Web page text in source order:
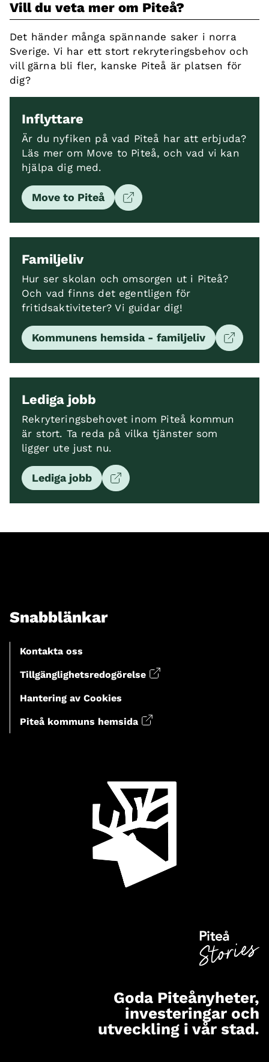
Vill du veta mer om Piteå?
Det händer många spännande saker i norra
Sverige. Vi har ett stort rekryteringsbehov och
vill gärna bli fler, kanske Piteå är platsen för
dig?
Inflyttare
Är du nyfiken på vad Piteå har att erbjuda?
Läs mer om Move to Piteå, och vad vi kan
hjälpa dig med.
Move to Piteå
Familjeliv
Hur ser skolan och omsorgen ut i Piteå?
Och vad finns det egentligen för
fritidsaktiviteter? Vi guidar dig!
Kommunens hemsida - familjeliv
Lediga jobb
Rekryteringsbehovet inom Piteå kommun
är stort. Ta reda på vilka tjänster som
ligger ute just nu.
Lediga jobb
Snabblänkar
Kontakta oss
Tillgänglighetsredogörelse
Hantering av Cookies
Piteå kommuns hemsida
Goda Piteånyheter,
investeringar och
utveckling i vår stad.